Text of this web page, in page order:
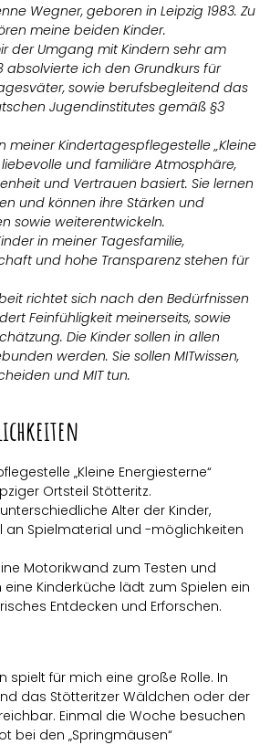
Wegner, geboren in Leipzig 1983. Zu
meine beiden Kinder.
der Umgang mit Kindern sehr am
absolvierte ich den Grundkurs für
sowie berufsbegleitend das
Jugendinstitutes gemäß §3
meiner Kindertagespflegestelle „Kleine
liebevolle und familiäre Atmosphäre,
und Vertrauen basiert. Sie lernen
und können ihre Stärken und
sowie weiterentwickeln.
in meiner Tagesfamilie,
und hohe Transparenz stehen für
richtet sich nach den Bedürfnissen
Feinfühligkeit meinerseits, sowie
Die Kinder sollen in allen
werden. Sie sollen MITwissen,
und MIT tun.
„Kleine Energiesterne“
Ortsteil Stötteritz.
Alter der Kinder,
an Spielmaterial und -möglichkeiten
Motorikwand zum Testen und
Kinderküche lädt zum Spielen ein
Entdecken und Erforschen.
spielt für mich eine große Rolle. In
das Stötteritzer Wäldchen oder der
Einmal die Woche besuchen
bei den „Springmäusen“